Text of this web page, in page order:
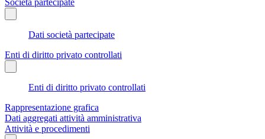
Dati società partecipate
Enti di diritto privato controllati
Enti di diritto privato controllati
Rappresentazione grafica
Dati aggregati attività amministrativa
Attività e procedimenti